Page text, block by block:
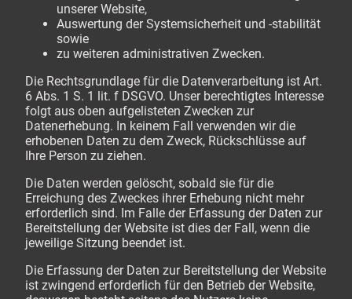
unserer Website,
Auswertung der Systemsicherheit und -stabilität
sowie
zu weiteren administrativen Zwecken.
Die Rechtsgrundlage für die Datenverarbeitung ist Art.
6 Abs. 1 S. 1 lit. f DSGVO. Unser berechtigtes Interesse
folgt aus oben aufgelisteten Zwecken zur
Datenerhebung. In keinem Fall verwenden wir die
erhobenen Daten zu dem Zweck, Rückschlüsse auf
Ihre Person zu ziehen.
Die Daten werden gelöscht, sobald sie für die
Erreichung des Zweckes ihrer Erhebung nicht mehr
erforderlich sind. Im Falle der Erfassung der Daten zur
Bereitstellung der Website ist dies der Fall, wenn die
jeweilige Sitzung beendet ist.
Die Erfassung der Daten zur Bereitstellung der Website
ist zwingend erforderlich für den Betrieb der Website,